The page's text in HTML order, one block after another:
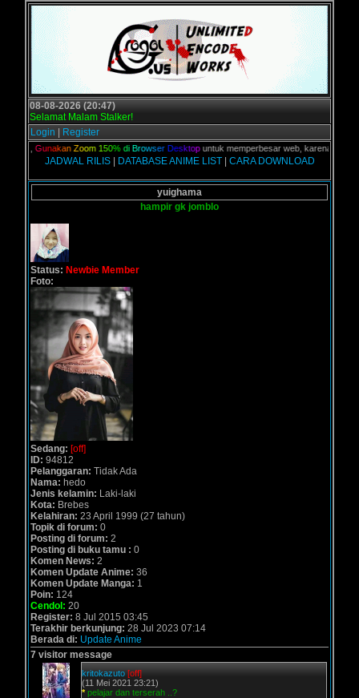
08-08-2026 (20:47)
Selamat Malam Stalker!
Login
Register
unakan Zo om 15 0% di Browser De sktopuntuk memperbesar web, karena aslinya
JADWAL RILIS| DATABASE ANIME LIST| CARA DOWNLOAD
yuighama
hampir gk jomblo
Status: Newbie Member
Foto:
Sedang: [off]
ID: 94812
Pelanggaran: Tidak Ada
Nama: hedo
Jenis kelamin: Laki-laki
Kota: Brebes
Kelahiran: 23 April 1999 (27 tahun)
Topik di forum: 0
Posting di forum: 2
Posting di buku tamu : 0
Komen News: 2
Komen Update Anime: 36
Komen Update Manga: 1
Poin: 124
Cendol: 20
Register: 8 Jul 2015 03:45
Terakhir berkunjung: 28 Jul 2023 07:14
Berada di: Update Anime
7 visitor message
kritokazuto [off]
(11 Mei 2021 23:21)
* pelajar dan terserah ..?